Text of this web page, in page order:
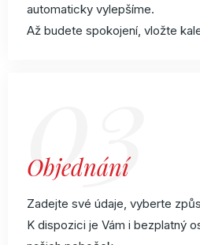
automaticky vylepšíme.
Až budete spokojení, vložte
03
Objednání
Zadejte své údaje, vyberte
K dispozici je Vám i bezplatný